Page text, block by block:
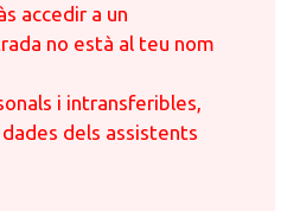
accedir a un
no està al teu nom
i intransferibles,
dels assistents